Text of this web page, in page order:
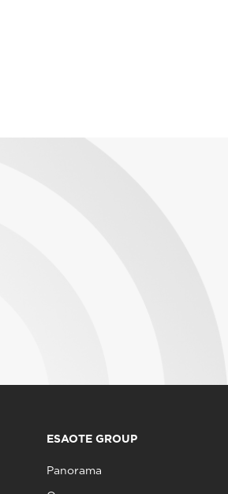
ESAOTE GROUP
Panorama